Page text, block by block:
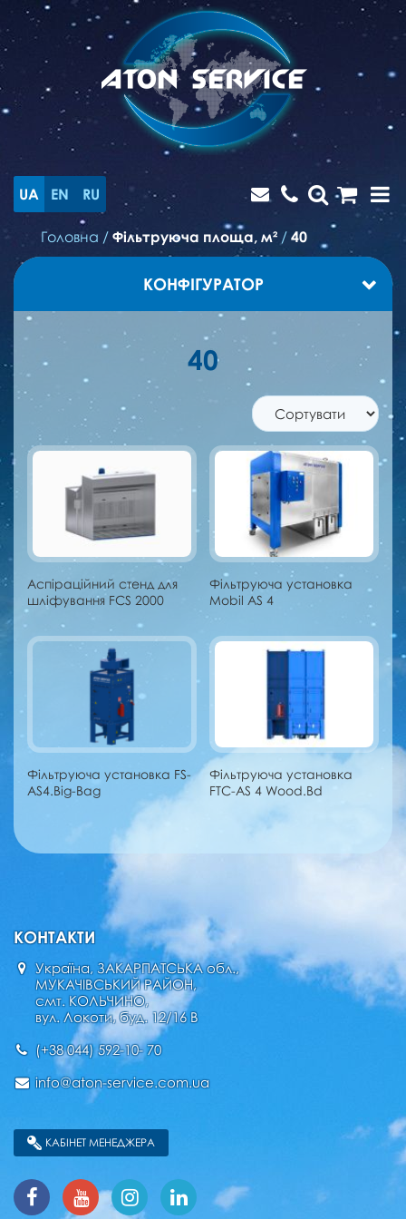
UA EN RU
Головна / Фільтруюча площа, м² / 40
КОНФІГУРАТОР
40
Аспіраційний стенд для
шліфування FCS 2000
Фільтруюча установка
Mobil AS 4
Фільтруюча установка FS-
AS4.Big-Bag
Фільтруюча установка
FTC-AS 4 Wood.Bd
КОНТАКТИ
Україна, ЗАКАРПАТСЬКА обл.,
МУКАЧІВСЬКИЙ РАЙОН,
смт. КОЛЬЧИНО,
вул. Локоти, буд. 12/16 В
(+38 044) 592-10- 70
info@aton-service.com.ua
КАБІНЕТ МЕНЕДЖЕРА